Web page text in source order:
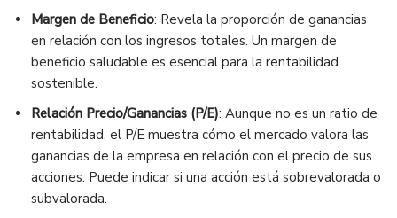
Margen de Beneficio: Revela la proporción de ganancias
en relación con los ingresos totales. Un margen de
beneficio saludable es esencial para la rentabilidad
sostenible.
Relación Precio/Ganancias (P/E): Aunque no es un ratio de
rentabilidad, el P/E muestra cómo el mercado valora las
ganancias de la empresa en relación con el precio de sus
acciones. Puede indicar si una acción está sobrevalorada o
subvalorada.